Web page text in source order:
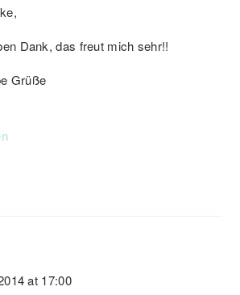
Dank, das freut mich sehr!!
Grüße
at 17:00